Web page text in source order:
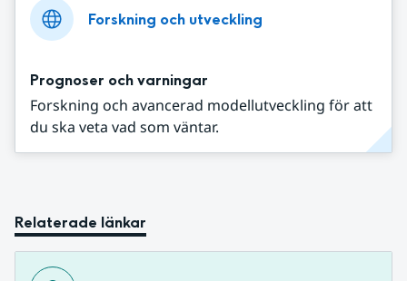
Forskning och utveckling
Prognoser och varningar
Forskning och avancerad modellutveckling för att
du ska veta vad som väntar.
Relaterade länkar